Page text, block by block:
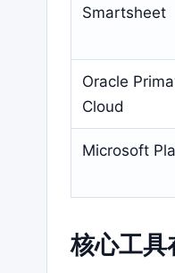
Smartsheet
Oracle
Cloud
Microsoft
核心工具